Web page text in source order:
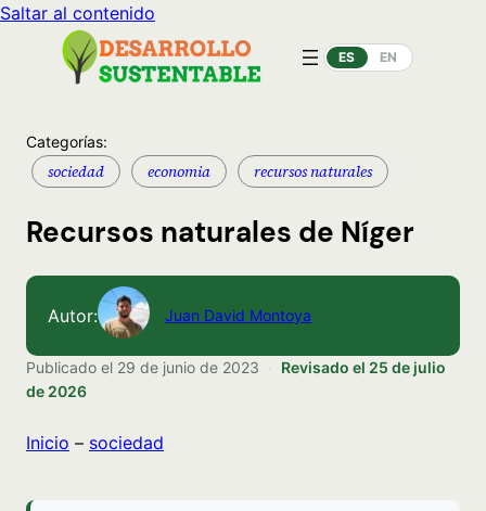
Saltar al contenido
ES EN
Categorías:
sociedad economia recursos naturales
Recursos naturales de Níger
Autor: Juan David Montoya
Publicado el 29 de junio de 2023 · Revisado el 25 de julio
de 2026
Inicio – sociedad